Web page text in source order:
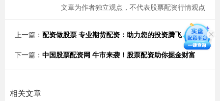
文章为作者独立观点，不代表股票配资行情观点
上一篇： 配资做股票 专业期货配资：助力您的投资腾飞
下一篇： 中国股票配资网 牛市来袭！股票配资助你掘金财富
相关文章